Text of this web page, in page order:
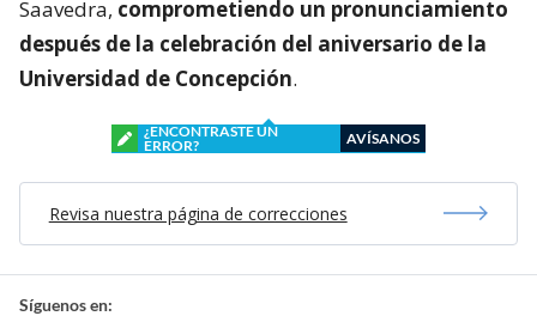
Saavedra, comprometiendo un pronunciamiento
después de la celebración del aniversario de la
Universidad de Concepción.
¿ENCONTRASTE UN
ERROR?
AVÍSANOS
Revisa nuestra página de correcciones
Síguenos en: